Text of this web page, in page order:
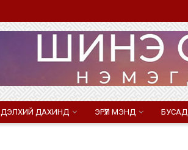
ДЭЛХИЙ ДАХИНД ЭРҮҮЛ МЭНД БУСАД